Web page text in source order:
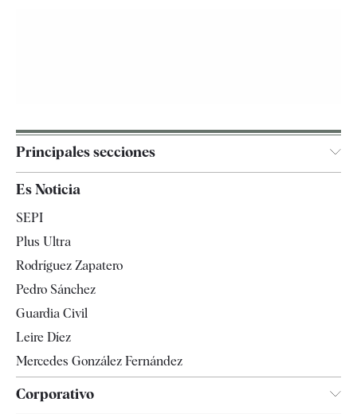
Principales secciones
España
Televisión
Es Noticia
SEPI
Plus Ultra
Rodríguez Zapatero
Pedro Sánchez
Guardia Civil
Leire Díez
Mercedes González Fernández
Corporativo